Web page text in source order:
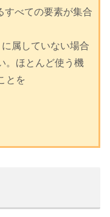
すべての要素が集合
に属していない場合
。ほとんど使う機
とを